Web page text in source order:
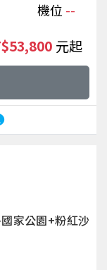
機位 --
起
家公園+粉紅沙